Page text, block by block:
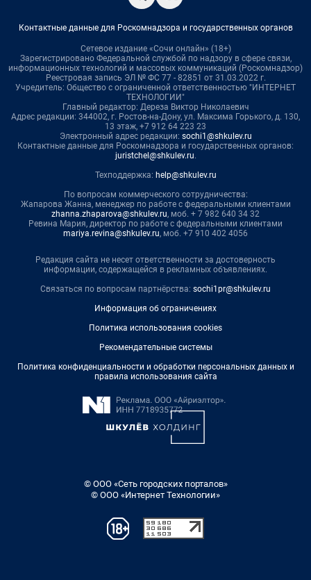
Контактные данные для Роскомнадзора и государственных органов
Сетевое издание «Сочи онлайн» (18+)
Зарегистрировано Федеральной службой по надзору в сфере связи,
информационных технологий и массовых коммуникаций (Роскомнадзор)
Реестровая запись ЭЛ № ФС 77 - 82851 от 31.03.2022 г.
Учредитель: Общество с ограниченной ответственностью "ИНТЕРНЕТ
ТЕХНОЛОГИИ"
Главный редактор: Дереза Виктор Николаевич
Адрес редакции: 344002, г. Ростов-на-Дону, ул. Максима Горького, д. 130,
13 этаж, +7 912 64 223 23
Электронный адрес редакции: sochi1@shkulev.ru
Контактные данные для Роскомнадзора и государственных органов:
juristchel@shkulev.ru.
Техподдержка: help@shkulev.ru
По вопросам коммерческого сотрудничества:
Жапарова Жанна, менеджер по работе с федеральными клиентами
zhanna.zhaparova@shkulev.ru, моб. + 7 982 640 34 32
Ревина Мария, директор по работе с федеральными клиентами
mariya.revina@shkulev.ru, моб. +7 910 402 4056
Редакция сайта не несет ответственности за достоверность
информации, содержащейся в рекламных объявлениях.
Связаться по вопросам партнёрства: sochi1pr@shkulev.ru
Информация об ограничениях
Политика использования cookies
Рекомендательные системы
Политика конфиденциальности и обработки персональных данных и
правила использования сайта
© ООО «Сеть городских порталов»
© ООО «Интернет Технологии»